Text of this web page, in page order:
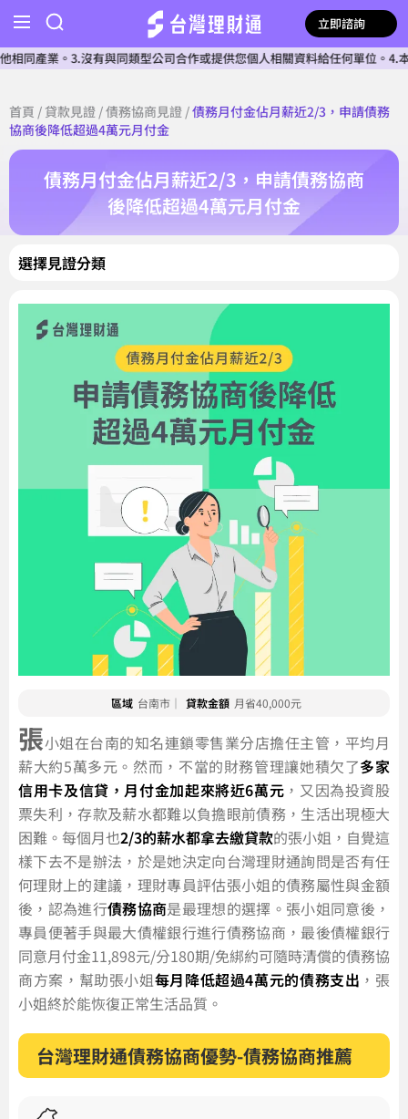
立即諮詢
。3.沒有與同類型公司合作或提供您個人相關資料給任何單位。4.本公
首頁 / 貸款見證 /債務協商見證 /債務月付金佔月薪近2/3，申請債務
協商後降低超過4萬元月付金
債務月付金佔月薪近2/3，申請債務協商
後降低超過4萬元月付金
選擇見證分類
區域 台南市｜ 貸款金額 月省40,000元
張小姐在台南的知名連鎖零售業分店擔任主管，平均月
薪大約5萬多元。然而，不當的財務管理讓她積欠了多家
信用卡及信貸，月付金加起來將近6萬元 ，又因為投資股
票失利，存款及薪水都難以負擔眼前債務，生活出現極大
困難。每個月也2/3的薪水都拿去繳貸款的張小姐，自覺這
樣下去不是辦法，於是她決定向台灣理財通詢問是否有任
何理財上的建議，理財專員評估張小姐的債務屬性與金額
後，認為進行債務協商是最理想的選擇。張小姐同意後，
專員便著手與最大債權銀行進行債務協商，最後債權銀行
同意月付金11,898元/分180期/免綁約可隨時清償的債務協
商方案，幫助張小姐每月降低超過4萬元的債務支出 ，張
小姐終於能恢復正常生活品質。
台灣理財通債務協商優勢-債務協商推薦